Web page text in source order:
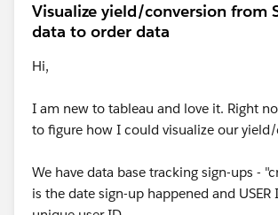
Visualize yield/conversion from
data to order data
Hi,
I am new to tableau and love it. Right
to figure how I could visualize our
We have data base tracking sign-ups -
is the date sign-up happened and USER